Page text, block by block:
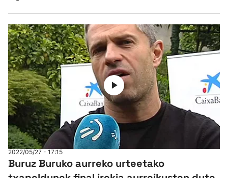
2022/05/27 - 17:15
Buruz Buruko aurreko urteetako